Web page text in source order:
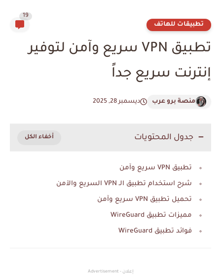
تطبيقات للهاتف
19
تطبيق VPN سريع وآمن لتوفير
إنترنت سريع جداً
منصة برو عرب ديسمبر 28, 2025
جدول المحتويات
تطبيق VPN سريع وآمن
شرح استخدام تطبيق الـ VPN السريع والآمن
تحميل تطبيق VPN سريع وآمن
مميزات تطبيق WireGuard
فوائد تطبيق WireGuard
إعلان - Advertisement